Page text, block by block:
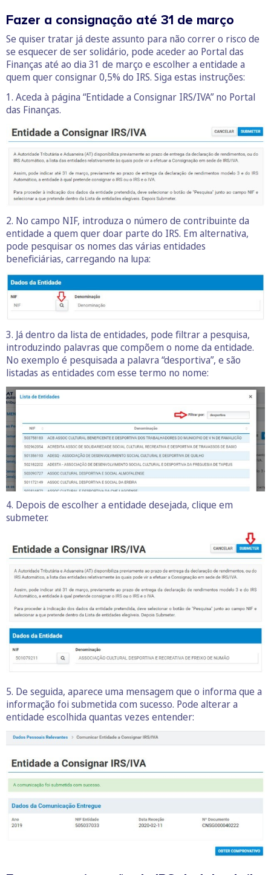
Fazer a consignação até 31 de março
Se quiser tratar já deste assunto para não correr o risco de
se esquecer de ser solidário, pode aceder ao Portal das
Finanças até ao dia 31 de março e escolher a entidade a
quem quer consignar 0,5% do IRS. Siga estas instruções:
1. Aceda à página “Entidade a Consignar IRS/IVA” no Portal
das Finanças.
2. No campo NIF, introduza o número de contribuinte da
entidade a quem quer doar parte do IRS. Em alternativa,
pode pesquisar os nomes das várias entidades
beneficiárias, carregando na lupa:
3. Já dentro da lista de entidades, pode filtrar a pesquisa,
introduzindo palavras que compõem o nome da entidade.
No exemplo é pesquisada a palavra “desportiva”, e são
listadas as entidades com esse termo no nome:
4. Depois de escolher a entidade desejada, clique em
submeter.
5. De seguida, aparece uma mensagem que o informa que a
informação foi submetida com sucesso. Pode alterar a
entidade escolhida quantas vezes entender: